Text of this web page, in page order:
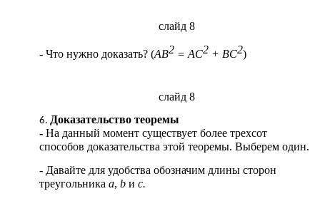
слайд 8
- Что нужно доказать? (АВ2 = АС2 + BC2)
слайд 8
Доказательство теоремы
-На данный момент существует более трехсот
способов доказательства этой теоремы. Выберем один.
- Давайте для удобства обозначим длины сторон
треугольникаa,b ис.